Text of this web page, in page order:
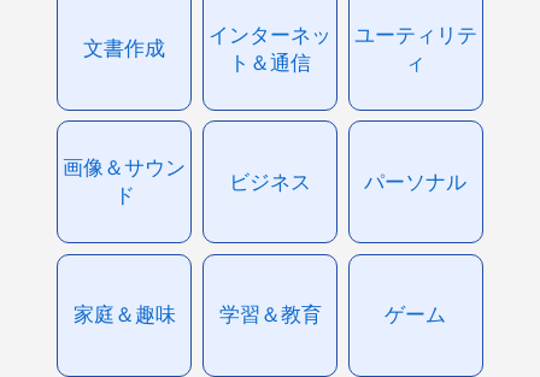
文書作成
インターネッ
ト＆通信
ユーティリテ
ィ
画像＆サウン
ド
ビジネス パーソナル
家庭＆趣味 学習＆教育 ゲーム